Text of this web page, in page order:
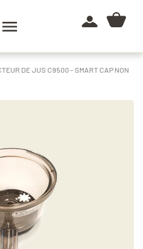

DE JUS C9500 - SMART CAP NON